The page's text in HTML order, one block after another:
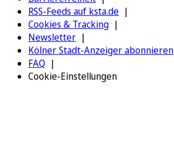
RSS-Feeds auf ksta.de
Cookies & Tracking
Newsletter
Kölner Stadt-Anzeiger abonnieren
FAQ
Cookie-Einstellungen